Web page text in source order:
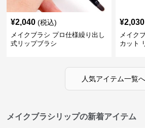
¥2,040 (税込)
メイクブラシ プロ仕様繰り出し
式リップブラシ
¥2,030
メイク
カット
人気アイテム一覧へ
メイクブラシリップの新着アイテム